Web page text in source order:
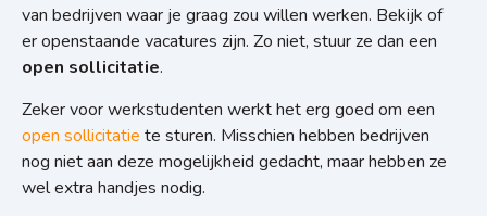
van bedrijven waar je graag zou willen werken. Bekijk of
er openstaande vacatures zijn. Zo niet, stuur ze dan een
open sollicitatie.
Zeker voor werkstudenten werkt het erg goed om een
open sollicitatie te sturen. Misschien hebben bedrijven
nog niet aan deze mogelijkheid gedacht, maar hebben ze
wel extra handjes nodig.